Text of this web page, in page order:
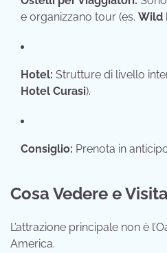
e organizzano tour (es. Wild
Hotel: Strutture di livello
Hotel Curasi).
Consiglio: Prenota in
Cosa Vedere e
L’attrazione principale non è
America.